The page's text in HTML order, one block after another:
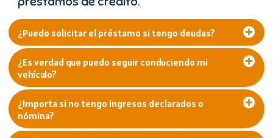
¿Puedo solicitar el préstamo si tengo deudas?
¿Es verdad que puedo seguir conduciendo mi
vehículo?
¿Importa si no tengo ingresos declarados o
nómina?